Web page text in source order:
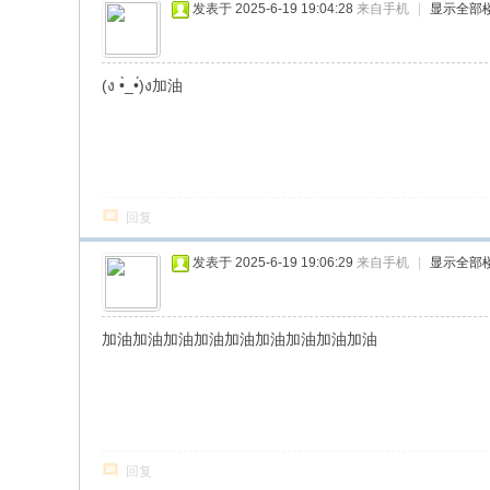
发表于 2025-6-19 19:04:28 来自手机 显示全部
(ง •̀_•́)ง加油
回复
发表于 2025-6-19 19:06:29 来自手机 显示全部
加油加油加油加油加油加油加油加油加油
回复